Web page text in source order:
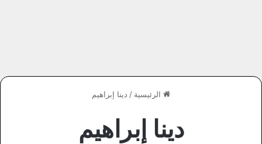
الرئيسية / دينا إبراهيم
دينا إبراهيم